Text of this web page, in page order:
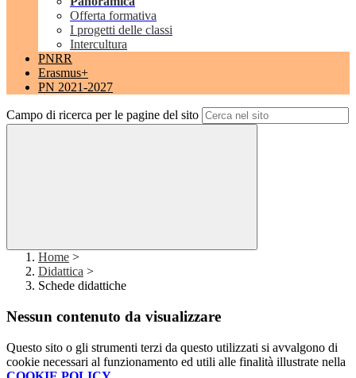
Offerta formativa
I progetti delle classi
Intercultura
PNRR
Erasmus+
PN 2021-2027
Campo di ricerca per le pagine del sito
Home >
Didattica >
Schede didattiche
Nessun contenuto da visualizzare
Questo sito o gli strumenti terzi da questo utilizzati si avvalgono di
cookie necessari al funzionamento ed utili alle finalità illustrate nella